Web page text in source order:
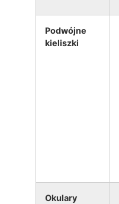
Podwójne
kieliszki
Okulary